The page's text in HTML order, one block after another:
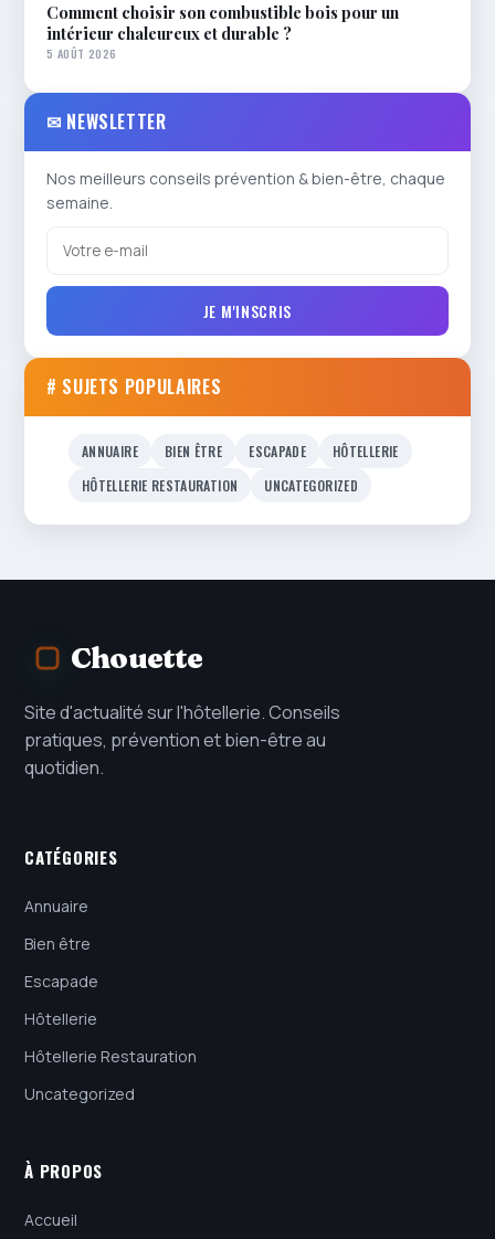
Comment choisir son combustible bois pour un
intérieur chaleureux et durable ?
5 AOÛT 2026
✉ NEWSLETTER
Nos meilleurs conseils prévention & bien-être, chaque
semaine.
JE M'INSCRIS
# SUJETS POPULAIRES
ANNUAIRE BIEN ÊTRE ESCAPADE
HÔTELLERIE
HÔTELLERIE RESTAURATION
UNCATEGORIZED
Chouette
Site d'actualité sur l'hôtellerie. Conseils
pratiques, prévention et bien-être au
quotidien.
CATÉGORIES
Annuaire
Bien être
Escapade
Hôtellerie
Hôtellerie Restauration
Uncategorized
À PROPOS
Accueil